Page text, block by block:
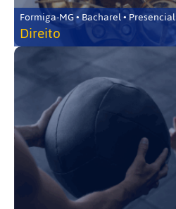
Formiga-MG • Bacharel • Presencial
Direito